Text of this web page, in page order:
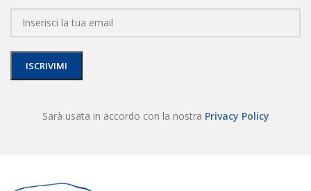
Sarà usata in accordo con la nostra Privacy Policy